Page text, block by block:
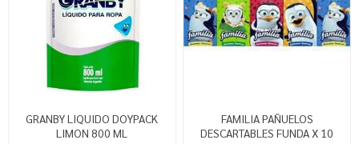
GRANBY LIQUIDO DOYPACK
LIMON 800 ML
FAMILIA PAÑUELOS
DESCARTABLES FUNDA X 10